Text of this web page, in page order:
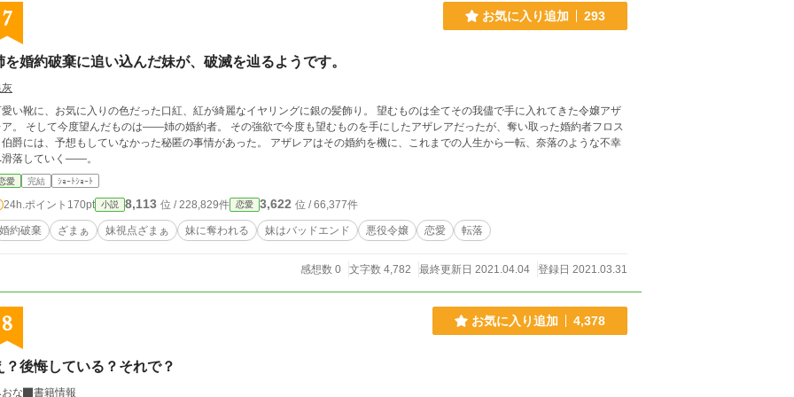
7 お気に入り追加 293
を婚約破棄に追い込んだ妹が、破滅を辿るようです。
い靴に、お気に入りの色だった口紅、紅が綺麗なイヤリングに銀の髪飾り。 望むものは全てその我儘で手に入れてきた令嬢アザ
その強欲で今度も望むものを手にしたアザレアだったが、奪い取った婚約者フロス
爵には、予想もしていなかった秘匿の事情があった。 アザレアはその婚約を機に、これまでの人生から一転、奈落のような不幸
滑落していく――。
愛 完結 ｼｮｰﾄｼｮｰﾄ
24h.ポイント 170pt 小説 8,113 位 / 228,829件 恋愛 3,622 位 / 66,377件
婚約破棄 ざまぁ 妹視点ざまぁ 妹に奪われる 妹はバッドエンド 悪役令嬢 恋愛 転落
感想数 0 文字数 4,782 最終更新日 2021.04.04 登録日 2021.03.31
8 お気に入り追加 4,378
？後悔している？それで？
な 書籍情報